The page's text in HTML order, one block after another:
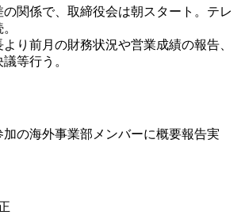
関係で、取締役会は朝スタート。テレ
り前月の財務状況や営業成績の報告、
等行う。
の海外事業部メンバーに概要報告実